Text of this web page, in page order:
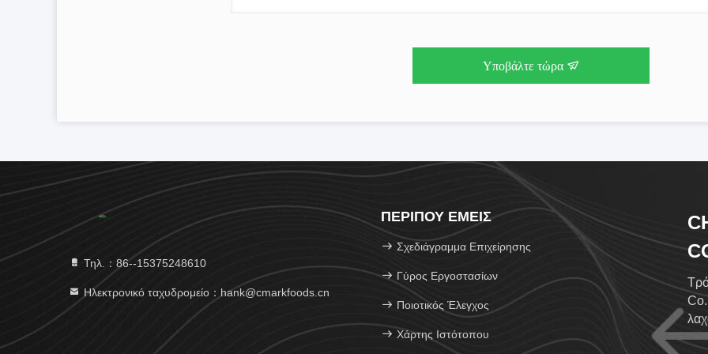
Υποβάλτε τώρα
Τηλ.：86--15375248610
Ηλεκτρονικό ταχυδρομείο：hank@cmarkfoods.cn
ΠΕΡΊΠΟΥ ΕΜΕΊΣ
Σχεδιάγραμμα Επιχείρησης
Γύρος Εργοστασίων
Ποιοτικός Έλεγχος
Χάρτης Ιστότοπου